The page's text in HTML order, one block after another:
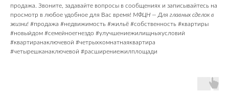
продажа. Звоните, задавайте вопросы в сообщениях и записывайтесь на
просмотр в любое удобное для Вас время! МФЦН — Для главных сделок в
жизни! #продажа #недвижимость #жильё #собственность #квартиры
#новыйдом #семейноегнездо #улучшениежилищныхусловий
#квартиранаключевой #четрыхкомнатнаяквартира
#четырешканаключевой #расширениежилплощади